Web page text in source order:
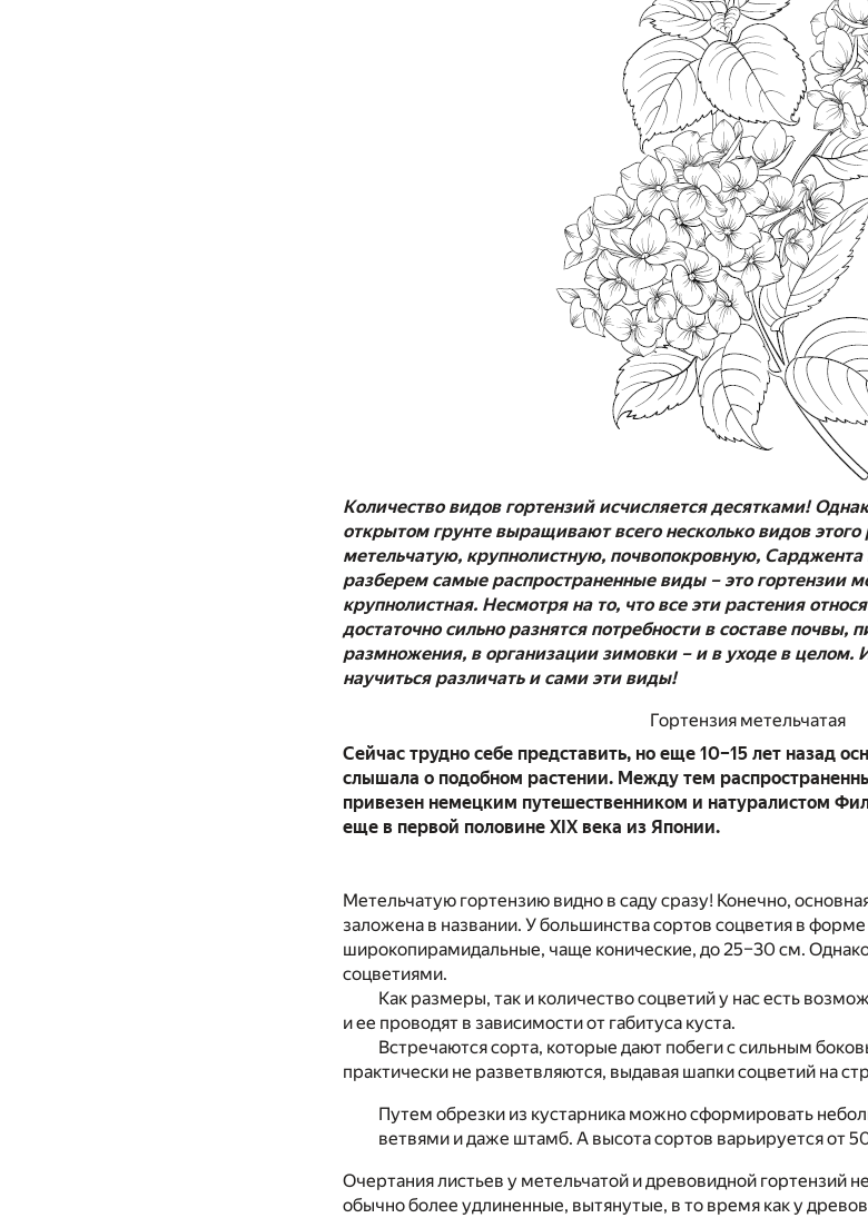
Количество видов гортензий исчисляется десятками!
открытом грунте выращивают всего несколько видов
метельчатую, крупнолистную, почвопокровную,
разберем самые распространенные виды – это гортензии
крупнолистная. Несмотря на то, что все эти растения
достаточно сильно разнятся потребности в составе почвы,
размножения, в организации зимовки – и в уходе в целом.
научиться различать и сами эти виды!
Гортензия метельчатая
Сейчас трудно себе представить, но еще 10–15 лет назад
слышала о подобном растении. Между тем
привезен немецким путешественником и натуралистом
еще в первой половине XIX века из Японии.
Метельчатую гортензию видно в саду сразу! Конечно,
заложена в названии. У большинства сортов соцветия в
широкопирамидальные, чаще конические, до 25–30 см.
соцветиями.
Как размеры, так и количество соцветий у нас есть
и ее проводят в зависимости от габитуса куста.
Встречаются сорта, которые дают побеги с сильным
практически не разветвляются, выдавая шапки соцветий на
Путем обрезки из кустарника можно сформировать
ветвями и даже штамб. А высота сортов варьируется от
Очертания листьев у метельчатой и древовидной гортензий
обычно более удлиненные, вытянутые, в то время как у